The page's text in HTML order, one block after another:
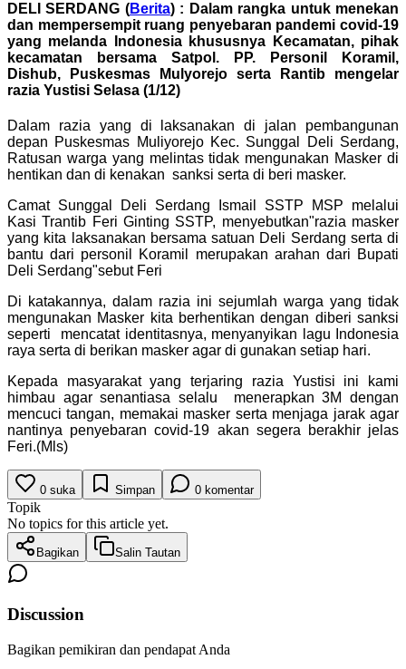
DELI SERDANG (Berita) : Dalam rangka untuk menekan
dan mempersempit ruang penyebaran pandemi covid-19
yang melanda Indonesia khususnya Kecamatan, pihak
kecamatan bersama Satpol. PP. Personil Koramil,
Dishub, Puskesmas Mulyorejo serta Rantib mengelar
razia Yustisi Selasa (1/12)
Dalam razia yang di laksanakan di jalan pembangunan
depan Puskesmas Muliyorejo Kec. Sunggal Deli Serdang,
Ratusan warga yang melintas tidak mengunakan Masker di
hentikan dan di kenakan sanksi serta di beri masker.
Camat Sunggal Deli Serdang Ismail SSTP MSP melalui
Kasi Trantib Feri Ginting SSTP, menyebutkan"razia masker
yang kita laksanakan bersama satuan Deli Serdang serta di
bantu dari personil Koramil merupakan arahan dari Bupati
Deli Serdang"sebut Feri
Di katakannya, dalam razia ini sejumlah warga yang tidak
mengunakan Masker kita berhentikan dengan diberi sanksi
seperti mencatat identitasnya, menyanyikan lagu Indonesia
raya serta di berikan masker agar di gunakan setiap hari.
Kepada masyarakat yang terjaring razia Yustisi ini kami
himbau agar senantiasa selalu menerapkan 3M dengan
mencuci tangan, memakai masker serta menjaga jarak agar
nantinya penyebaran covid-19 akan segera berakhir jelas
Feri.(Mls)
0 suka Simpan 0 komentar
Topik
No topics for this article yet.
Bagikan Salin Tautan
Discussion
Bagikan pemikiran dan pendapat Anda